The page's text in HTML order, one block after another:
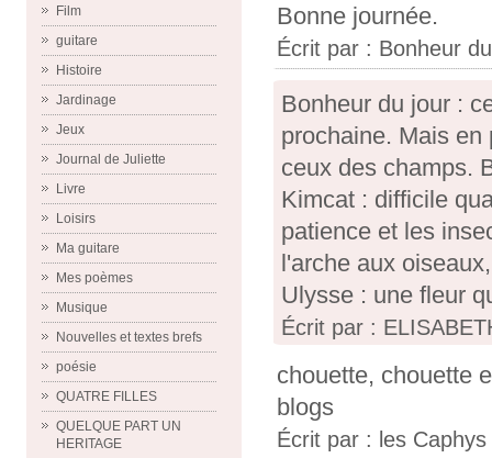
Film
guitare
Histoire
Jardinage
Jeux
Journal de Juliette
Livre
Loisirs
Ma guitare
Mes poèmes
Musique
Nouvelles et textes brefs
poésie
QUATRE FILLES
QUELQUE PART UN
HERITAGE
Bonne journée.
Écrit par : Bonheur
Bonheur du jour :
prochaine. Mais en
ceux des champs.
Kimcat : difficile
patience et les
l'arche aux
Ulysse : une fleur
Écrit par :
chouette, chouette
blogs
Écrit par : les Caphys